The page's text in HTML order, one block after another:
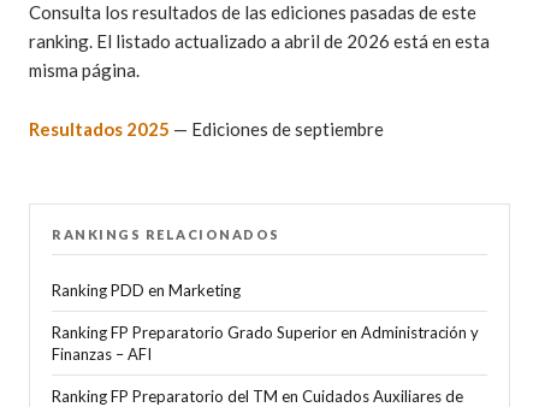
Consulta los resultados de las ediciones pasadas de este
ranking. El listado actualizado a abril de 2026 está en esta
misma página.
Resultados 2025 — Ediciones de septiembre
RANKINGS RELACIONADOS
Ranking PDD en Marketing
Ranking FP Preparatorio Grado Superior en Administración y
Finanzas – AFI
Ranking FP Preparatorio del TM en Cuidados Auxiliares de